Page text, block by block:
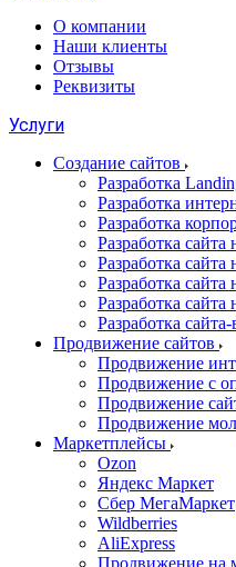
О компании
Наши клиенты
Отзывы
Реквизиты
Услуги
Создание сайтов
Разработка
Разработка
Разработка
Разработка сайта
Разработка сайта
Разработка сайта
Разработка сайта
Разработка
Продвижение сайтов
Продвижение
Продвижение с
Продвижение
Продвижение
Маркетплейсы
Ozon
Яндекс Маркет
Сбер МегаМаркет
Wildberries
AliExpress
Продвижение на